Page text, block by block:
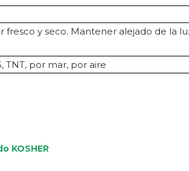
fresco y seco. Mantener alejado de la
TNT, por mar, por aire
KOSHER